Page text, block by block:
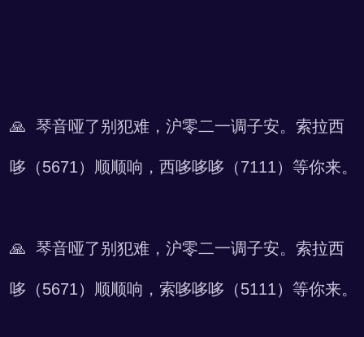
🙏 琴音哑了别犯难，沪零二一调子安。索拉西
哆（5671）顺顺响，西哆哆哆（7111）等你来。
🙏 琴音哑了别犯难，沪零二一调子安。索拉西
哆（5671）顺顺响，索哆哆哆（5111）等你来。